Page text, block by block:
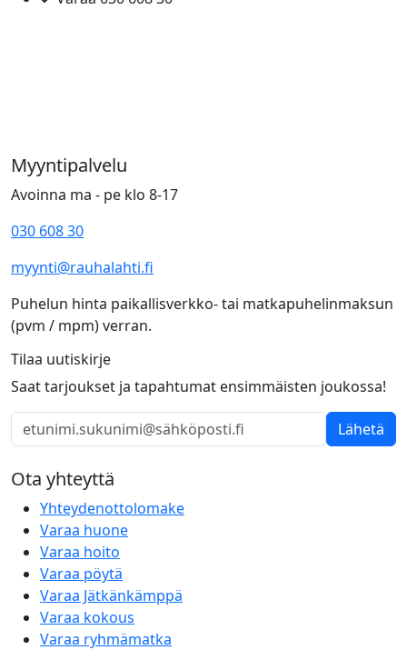
Myyntipalvelu
Avoinna ma - pe klo 8-17
030 608 30
myynti@rauhalahti.fi
Puhelun hinta paikallisverkko- tai matkapuhelinmaksun
(pvm / mpm) verran.
Tilaa uutiskirje
Saat tarjoukset ja tapahtumat ensimmäisten joukossa!
Lähetä
Ota yhteyttä
Yhteydenottolomake
Varaa huone
Varaa hoito
Varaa pöytä
Varaa Jätkänkämppä
Varaa kokous
Varaa ryhmämatka